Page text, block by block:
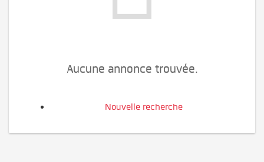
Aucune annonce trouvée.
Nouvelle recherche